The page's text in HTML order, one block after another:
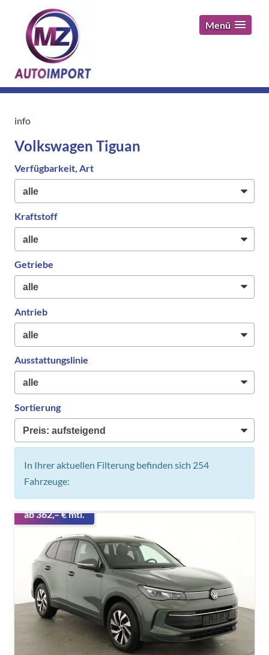
Menü
info
Volkswagen Tiguan
Verfügbarkeit, Art
Kraftstoff
Getriebe
Antrieb
Ausstattungslinie
Sortierung
In Ihrer aktuellen Filterung befinden sich 254
Fahrzeuge:
ab 362,– € mtl.